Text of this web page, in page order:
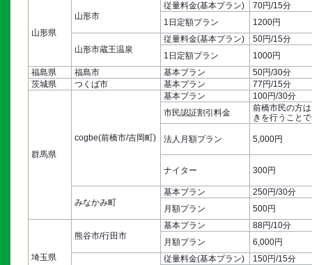
山形県
山形市
従量料金(基本プラン)
70円/15分
1日定額プラン
1200円
山形市蔵王温泉
従量料金(基本プラン)
50円/15分
1日定額プラン
1000円
福島県
福島市 基本プラン
50円/30分
茨城県
つくば市 基本プラン 77円/15分
群馬県
cogbe(前橋市/吉岡町)
基本プラン
100円/30分
市民認証割引料金
前橋市民の方
きを行うこと
法人月額プラン 5,000円
ナイター 300円
みなかみ町
基本プラン
250円/30分
月額プラン
500円
埼玉県
熊谷市/行田市
基本プラン
88円/10分
月額プラン
6,000円
従量料金(基本プラン) 150円/15分